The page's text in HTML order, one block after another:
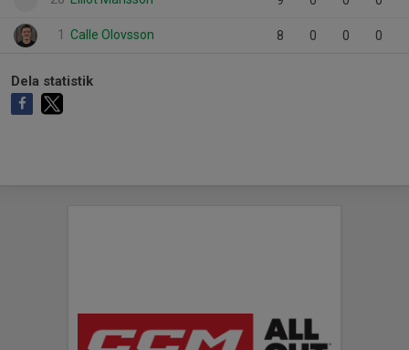
1 Calle Olovsson 8 0 0 0
Dela statistik